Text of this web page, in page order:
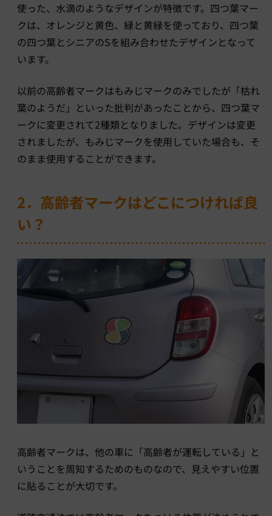
使った、水滴のようなデザインが特徴です。四つ葉マー
クは、オレンジと黄色、緑と黄緑を使っており、四つ葉
の四つ葉とシニアのSを組み合わせたデザインとなって
います。
以前の高齢者マークはもみじマークのみでしたが「枯れ
葉のようだ」といった批判があったことから、四つ葉マ
ークに変更されて2種類となりました。デザインは変更
されましたが、もみじマークを使用していた場合も、そ
のまま使用することができます。
2．高齢者マークはどこにつければ良
い？
高齢者マークは、他の車に「高齢者が運転している」と
いうことを周知するためのものなので、見えやすい位置
に貼ることが大切です。